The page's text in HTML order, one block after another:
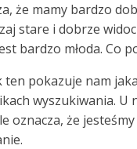
że mamy bardzo
stare i dobrze
bardzo młoda. Co
ten pokazuje nam
wyszukiwania.
oznacza, że